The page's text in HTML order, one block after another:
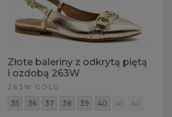
Złote baleriny z odkrytą piętą
i ozdobą 263W
263W GOLD
35 36 37 38 39 40 41 42